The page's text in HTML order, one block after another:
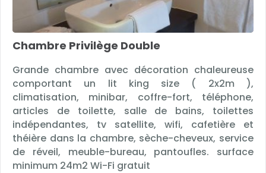
Chambre Privilège Double
Grande chambre avec décoration chaleureuse
comportant un lit king size ( 2x2m ),
climatisation, minibar, coffre-fort, téléphone,
articles de toilette, salle de bains, toilettes
indépendantes, tv satellite, wifi, cafetière et
théière dans la chambre, sèche-cheveux, service
de réveil, meuble-bureau, pantoufles. surface
minimum 24m2 Wi-Fi gratuit